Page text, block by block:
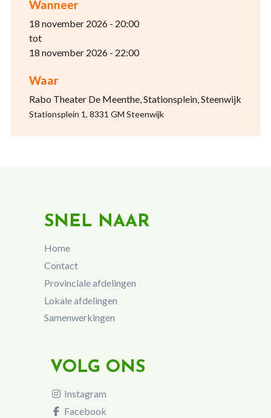
Wanneer
18 november 2026 - 20:00
tot
18 november 2026 - 22:00
Waar
Rabo Theater De Meenthe, Stationsplein, Steenwijk
Stationsplein 1, 8331 GM Steenwijk
SNEL NAAR
Home
Contact
Provinciale afdelingen
Lokale afdelingen
Samenwerkingen
VOLG ONS
Instagram
Facebook